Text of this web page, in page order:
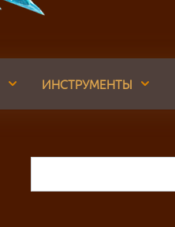
ИНСТРУМЕНТЫ